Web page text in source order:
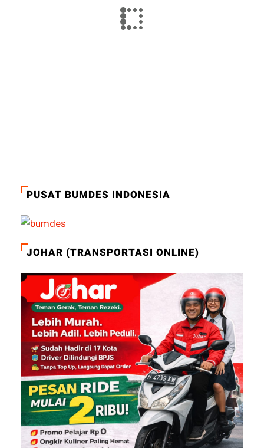
PUSAT BUMDES INDONESIA
JOHAR (TRANSPORTASI ONLINE)